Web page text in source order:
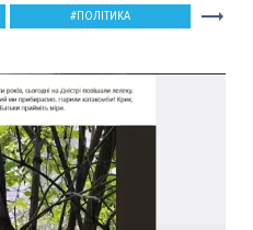
ПОЛІТИКА